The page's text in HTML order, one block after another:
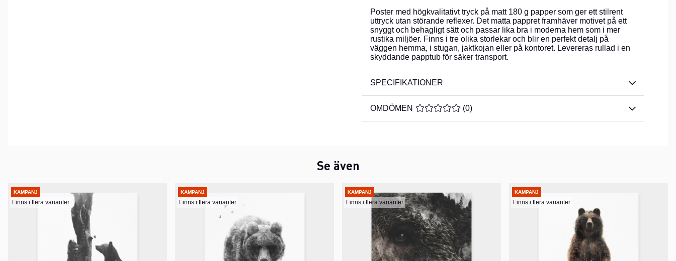
Poster med högkvalitativt tryck på matt 180 g papper som ger ett stilrent
uttryck utan störande reflexer. Det matta pappret framhäver motivet på ett
snyggt och behagligt sätt och passar lika bra i moderna hem som i mer
rustika miljöer. Finns i tre olika storlekar och blir en perfekt detalj på
väggen hemma, i stugan, jaktkojan eller på kontoret. Levereras rullad i en
skyddande papptub för säker transport.
SPECIFIKATIONER
OMDÖMEN MEDELBETYG 0 AV 5 ANTAL BETYG 0
(0)
Se även
KAMPANJ
Finns i flera varianter
KAMPANJ
Finns i flera varianter
KAMPANJ
Finns i flera varianter
KAMPANJ
Finns i flera varianter